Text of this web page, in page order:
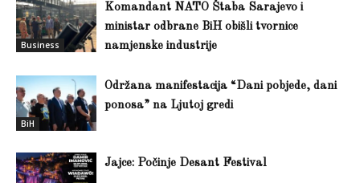
Business
Komandant NATO Štaba Sarajevo i
ministar odbrane BiH obišli tvornice
namjenske industrije
BiH
Održana manifestacija “Dani pobjede, dani
ponosa” na Ljutoj gredi
Jajce: Počinje Desant Festival